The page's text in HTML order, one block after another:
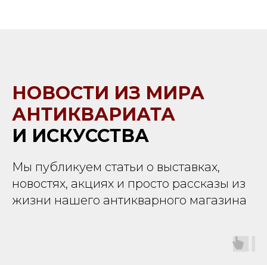
НОВОСТИ ИЗ МИРА
АНТИКВАРИАТА
И ИСКУССТВА
Мы публикуем статьи о выставках,
новостях, акциях и просто рассказы из
жизни нашего антикварного магазина